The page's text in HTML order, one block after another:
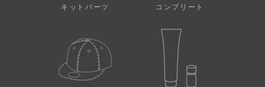
キットパーツ コンプリート